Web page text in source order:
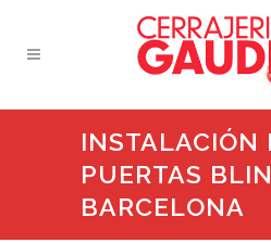
INSTALACIÓN
PUERTAS
BARCELONA